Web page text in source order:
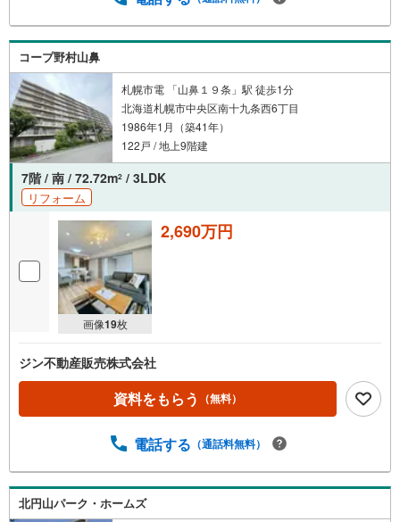
コープ野村山鼻
札幌市電 「山鼻１９条」駅 徒歩1分
北海道札幌市中央区南十九条西6丁目
1986年1月（築41年）
122戸 / 地上9階建
7階 / 南 / 72.72m2 / 3LDK
リフォーム
画像19枚
2,690万円
ジン不動産販売株式会社
資料をもらう （無料）
電話する （通話料無料）
北円山パーク・ホームズ